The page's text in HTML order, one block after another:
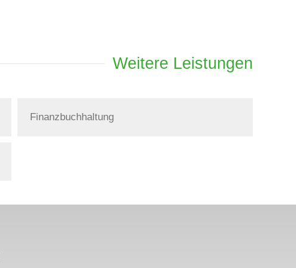
Weitere Leistungen
Finanzbuchhaltung